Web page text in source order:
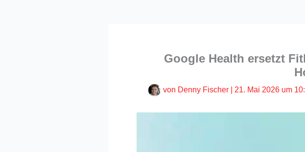
Google Health ersetzt
von Denny Fischer 21. Mai 2026 um